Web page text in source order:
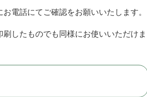
電話にてご確認をお願いいたします。
したものでも同様にお使いいただけま